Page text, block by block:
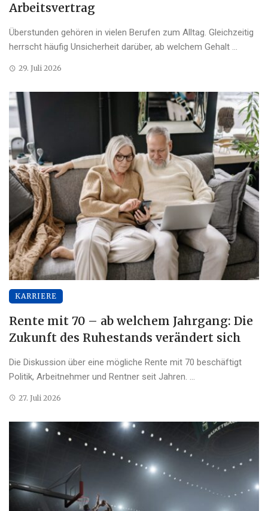
Arbeitsvertrag
Überstunden gehören in vielen Berufen zum Alltag. Gleichzeitig
herrscht häufig Unsicherheit darüber, ab welchem Gehalt ...
29. Juli 2026
KARRIERE
Rente mit 70 – ab welchem Jahrgang: Die
Zukunft des Ruhestands verändert sich
Die Diskussion über eine mögliche Rente mit 70 beschäftigt
Politik, Arbeitnehmer und Rentner seit Jahren. ...
27. Juli 2026